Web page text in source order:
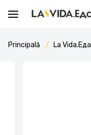
Principală La Vida.Еда